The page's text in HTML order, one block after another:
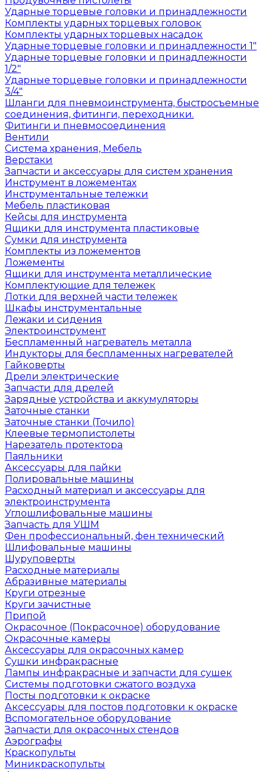
Ударные торцевые головки и принадлежности
Комплекты ударных торцевых головок
Комплекты ударных торцевых насадок
Ударные торцевые головки и принадлежности 1"
Ударные торцевые головки и принадлежности
1/2"
Ударные торцевые головки и принадлежности
3/4"
Шланги для пневмоинструмента, быстросъемные
соединения, фитинги, переходники.
Фитинги и пневмосоединения
Вентили
Система хранения, Мебель
Верстаки
Запчасти и аксессуары для систем хранения
Инструмент в ложементах
Инструментальные тележки
Мебель пластиковая
Кейсы для инструмента
Ящики для инструмента пластиковые
Сумки для инструмента
Комплекты из ложементов
Ложементы
Ящики для инструмента металлические
Комплектующие для тележек
Лотки для верхней части тележек
Шкафы инструментальные
Лежаки и сидения
Электроинструмент
Беспламенный нагреватель металла
Индукторы для беспламенных нагревателей
Гайковерты
Дрели электрические
Запчасти для дрелей
Зарядные устройства и аккумуляторы
Заточные станки
Заточные станки (Точило)
Клеевые термопистолеты
Нарезатель протектора
Паяльники
Аксессуары для пайки
Полировальные машины
Расходный материал и аксессуары для
электроинструмента
Углошлифовальные машины
Запчасть для УШМ
Фен профессиональный, фен технический
Шлифовальные машины
Шуруповерты
Расходные материалы
Абразивные материалы
Круги отрезные
Круги зачистные
Припой
Окрасочное (Покрасочное) оборудование
Окрасочные камеры
Аксессуары для окрасочных камер
Сушки инфракрасные
Лампы инфракрасные и запчасти для сушек
Системы подготовки сжатого воздуха
Посты подготовки к окраске
Аксессуары для постов подготовки к окраске
Вспомогательное оборудование
Запчасти для окрасочных стендов
Аэрографы
Краскопульты
Миникраскопульты